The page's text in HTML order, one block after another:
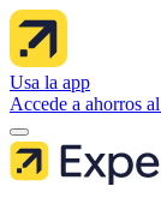
Usa la app
Accede a ahorros